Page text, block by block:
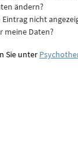
ändern?
nicht
meine Daten?
Sie unter